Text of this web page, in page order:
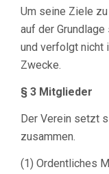
Um seine Ziele
auf der
und verfolgt nicht
Zwecke.
§ 3 Mitglieder
Der Verein setzt
zusammen.
(1) Ordentliches